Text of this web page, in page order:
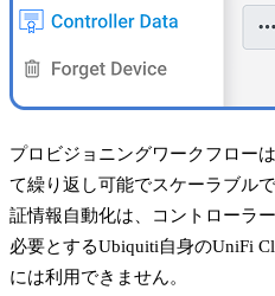
プロビジョニングワークフロー
て繰り返し可能でスケーラブル
証情報自動化は、コントローラ
必要とするUbiquiti自身のUniFi
には利用できません。